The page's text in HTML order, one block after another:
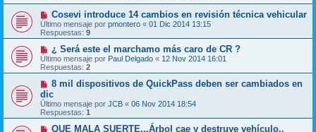
Cosevi introduce 14 cambios en revisión técnica vehicular
Último mensaje por pmontero « 01 Dic 2014 13:15
Respuestas: 9
¿ Será este el marchamo más caro de CR ?
Último mensaje por Paul Delgado « 12 Nov 2014 16:01
Respuestas: 2
8 mil dispositivos de QuickPass deben ser cambiados en
dic
Último mensaje por JCB « 06 Nov 2014 18:54
Respuestas: 1
QUE MALA SUERTE...Árbol cae y destruye vehículo..